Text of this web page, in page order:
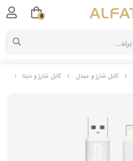
کابل شارژ و مبدل کابل شارژ و دیتا
0